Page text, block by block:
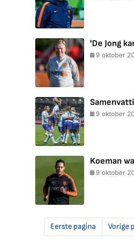
'De Jong
9 oktober
9 oktober
Koeman
9 oktober
Eerste pagina Vorige